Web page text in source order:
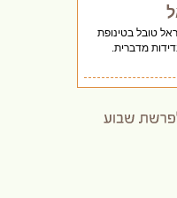
טובל בטינופת
מדברית.